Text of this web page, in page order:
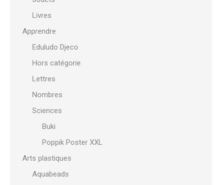
Livres
Apprendre
Eduludo Djeco
Hors catégorie
Lettres
Nombres
Sciences
Buki
Poppik Poster XXL
Arts plastiques
Aquabeads